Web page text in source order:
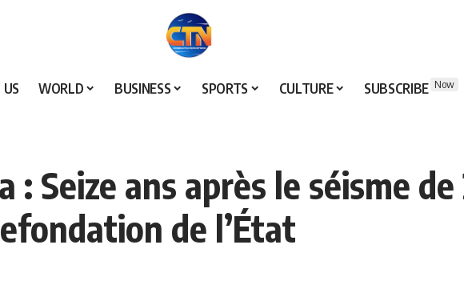
US WORLD BUSINESS SPORTS CULTURE SUBSCRIBE Now
: Seize ans après le séisme
de l’État